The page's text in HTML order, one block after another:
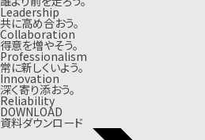
Leadership
共に高め合おう。
Collaboration
得意を増やそう。
Professionalism
常に新しくいよう。
Innovation
深く寄り添おう。
Reliability
DOWNLOAD
資料ダウンロード